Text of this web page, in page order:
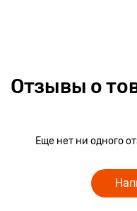
Отзывы о
Еще нет ни одного